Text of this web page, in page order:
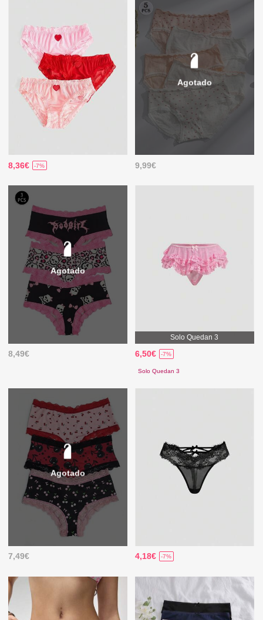
8,36€ -7%
Agotado
9,99€
Agotado
8,49€
Solo Quedan 3
6,50€ -7%
Solo Quedan 3
Agotado
7,49€ 4,18€ -7%